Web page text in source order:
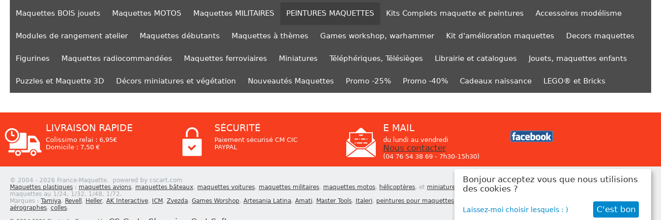
Maquettes BOIS jouets Maquettes MOTOS Maquettes MILITAIRES PEINTURES MAQUETTES Kits Complets maquette et peintures Accessoires modélisme
Modules de rangement atelier Maquettes débutants Maquettes à thèmes Games workshop, warhammer Kit d'amélioration maquettes Decors maquettes
Figurines Maquettes radiocommandées Maquettes ferroviaires Miniatures Téléphériques, Télésièges Librairie et catalogues Jouets, maquettes enfants
Puzzles et Maquette 3D Décors miniatures et végétation Nouveautés Maquettes Promo -25% Promo -40% Cadeaux naissance LEGO® et Bricks
LIVRAISON RAPIDE
Colissimo relai : 6,95€
Domicile : 7,50 €
SÉCURITÉ
Paiement sécurisé CM CIC
PAYPAL
E MAIL
du lundi au vendredi
Nous contacter
(04 76 54 38 69 - 7h30-15h30)
© 2004 - 2026 France-Maquette. powered by cscart.com
Maquettes plastiques : maquettes avions, maquettes bâteaux, maquettes voitures, maquettes militaires, maquettes motos, hélicoptères, et miniatures
maquettes au 1/24, 1/32, 1/48, 1/72.
Marques : Tamiya, Revell , Heller, AK Interactive, ICM , Zvezda, Games Worshop, Artesania Latina, Amati, Master Tools, Italeri, peintures pour maquettes
aérographes, colles.
Newsletter
Bonjour acceptez vous que nous utilisions
des cookies ?
Laissez-moi choisir lesquels : ) C'est bon